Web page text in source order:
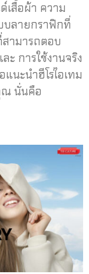
เสื้อผ้า ความ
ลายกราฟิกที่
สามารถตอบ
การใช้งานจริง
นะนำฮีโร่ไอเทม
ณ นั่นคือ